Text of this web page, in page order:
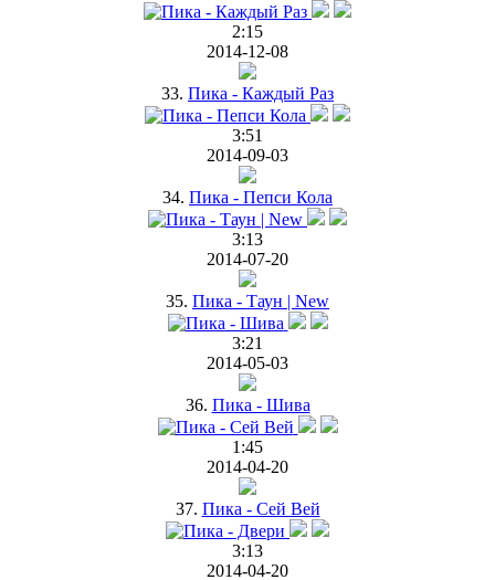
2:15
2014-12-08
33. Пика - Каждый Раз
3:51
2014-09-03
34. Пика - Пепси Кола
3:13
2014-07-20
35. Пика - Таун | New
3:21
2014-05-03
36. Пика - Шива
1:45
2014-04-20
37. Пика - Сей Вей
3:13
2014-04-20